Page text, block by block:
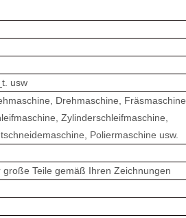
usw
Drehmaschine, Fräsmaschine,
Zylinderschleifmaschine,
Poliermaschine usw.
Teile gemäß Ihren Zeichnungen